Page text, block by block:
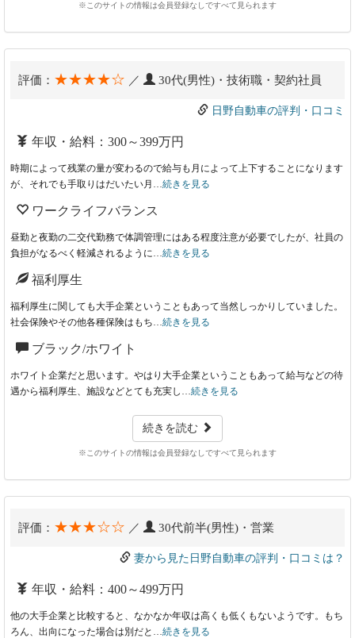
※このサイトの情報は会員登録なしですべて見られます
評価： ★★★★☆ ／ 30代(男性)・技術職・契約社員
日野自動車の評判・口コミ
年収・給料：300～399万円
時期によって残業の量が変わるので給与も月によって上下することになります
が、それでも手取りはだいたい月…続きを見る
ワークライフバランス
昼勤と夜勤の二交代勤務で体調管理にはある程度注意が必要でしたが、社員の
負担がなるべく軽減されるように…続きを見る
福利厚生
福利厚生に関しても大手企業ということもあって当然しっかりしていました。
社会保険やその他各種保険はもち…続きを見る
ブラック/ホワイト
ホワイト企業だと思います。やはり大手企業ということもあって給与などの待
遇から福利厚生、施設などとても充実し…続きを見る
続きを読む
※このサイトの情報は会員登録なしですべて見られます
評価： ★★★☆☆ ／ 30代前半(男性)・営業
妻から見た日野自動車の評判・口コミは？
年収・給料：400～499万円
他の大手企業と比較すると、なかなか年収は高くも低くもないようです。もち
ろん、出向になった場合は別だと…続きを見る